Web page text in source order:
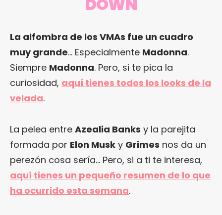
La alfombra de los VMAs fue un cuadro
muy grande… Especialmente Madonna.
Siempre Madonna. Pero, si te pica la
curiosidad, aquí tienes todos los looks de la
velada.
La pelea entre Azealia Banks y la parejita
formada por Elon Musk y Grimes nos da un
perezón cosa sería… Pero, si a ti te interesa,
aquí tienes un pequeño resumen de lo que
ha ocurrido esta semana.